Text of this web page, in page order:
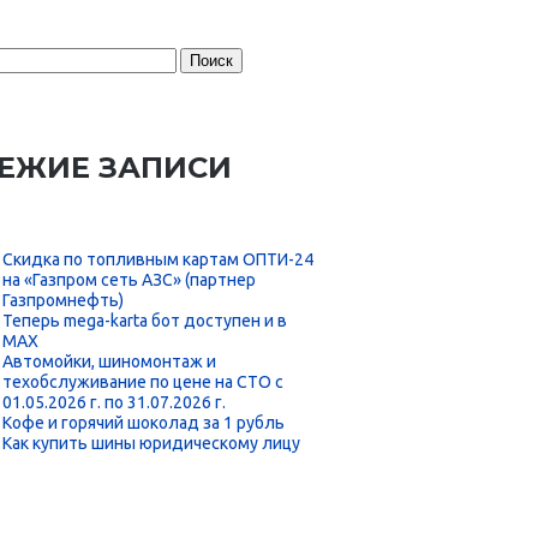
ЗАПИСИ
Скидка по топливным картам ОПТИ-24
на «Газпром сеть АЗС» (партнер
Газпромнефть)
Теперь mega-karta бот доступен и в
MAX
Автомойки, шиномонтаж и
техобслуживание по цене на СТО с
01.05.2026 г. по 31.07.2026 г.
Кофе и горячий шоколад за 1 рубль
Как купить шины юридическому лицу